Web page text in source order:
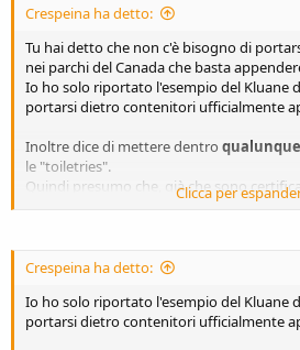
Crespeina ha detto:
Tu hai detto che non c'è bisogno di
nei parchi del Canada che basta
Io ho solo riportato l'esempio del Kluane
portarsi dietro contenitori ufficialmente
Inoltre dice di mettere dentro
le "toiletries".
Quindi presumo che, già che sono
Clicca per
Crespeina ha detto:
Io ho solo riportato l'esempio del Kluane
portarsi dietro contenitori ufficialmente